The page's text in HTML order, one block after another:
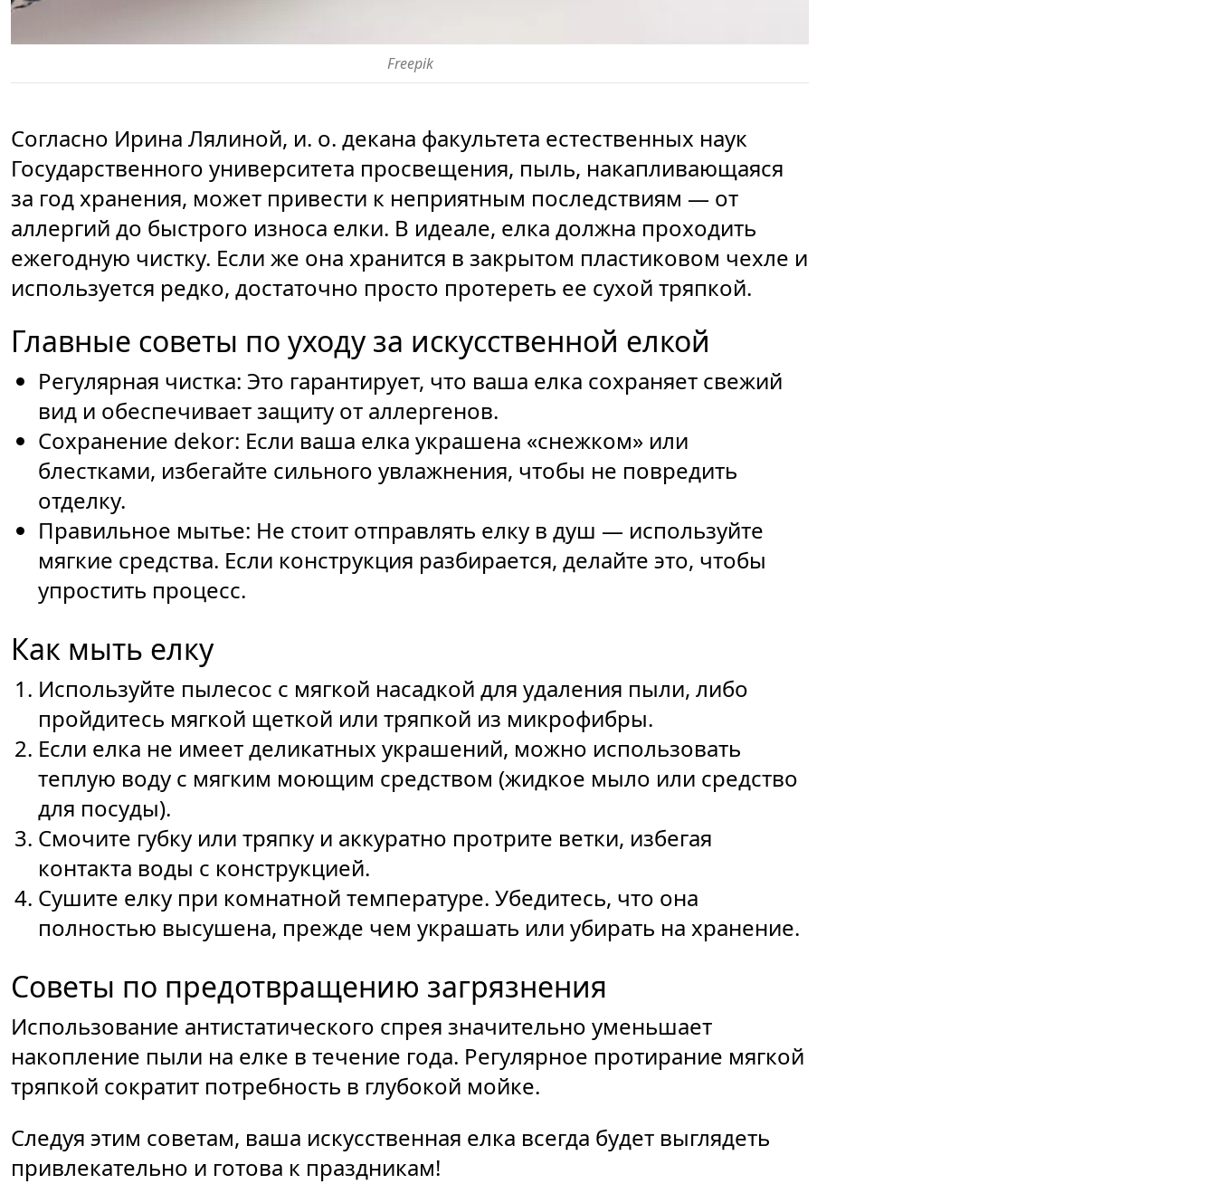
Freepik
Согласно Ирина Лялиной, и. о. декана факультета естественных наук
Государственного университета просвещения, пыль, накапливающаяся
за год хранения, может привести к неприятным последствиям — от
аллергий до быстрого износа елки. В идеале, елка должна проходить
ежегодную чистку. Если же она хранится в закрытом пластиковом чехле и
используется редко, достаточно просто протереть ее сухой тряпкой.
Главные советы по уходу за искусственной елкой
Регулярная чистка: Это гарантирует, что ваша елка сохраняет свежий
вид и обеспечивает защиту от аллергенов.
Сохранение dekor: Если ваша елка украшена «снежком» или
блестками, избегайте сильного увлажнения, чтобы не повредить
отделку.
Правильное мытье: Не стоит отправлять елку в душ — используйте
мягкие средства. Если конструкция разбирается, делайте это, чтобы
упростить процесс.
Как мыть елку
Используйте пылесос с мягкой насадкой для удаления пыли, либо
пройдитесь мягкой щеткой или тряпкой из микрофибры.
Если елка не имеет деликатных украшений, можно использовать
теплую воду с мягким моющим средством (жидкое мыло или средство
для посуды).
Смочите губку или тряпку и аккуратно протрите ветки, избегая
контакта воды с конструкцией.
Сушите елку при комнатной температуре. Убедитесь, что она
полностью высушена, прежде чем украшать или убирать на хранение.
Советы по предотвращению загрязнения
Использование антистатического спрея значительно уменьшает
накопление пыли на елке в течение года. Регулярное протирание мягкой
тряпкой сократит потребность в глубокой мойке.
Следуя этим советам, ваша искусственная елка всегда будет выглядеть
привлекательно и готова к праздникам!